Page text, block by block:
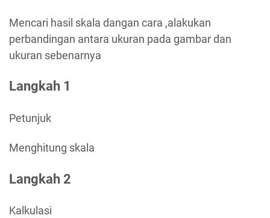
Mencari hasil skala dangan cara ,alakukan
perbandingan antara ukuran pada gambar dan
ukuran sebenarnya
Langkah 1
Petunjuk
Menghitung skala
Langkah 2
Kalkulasi